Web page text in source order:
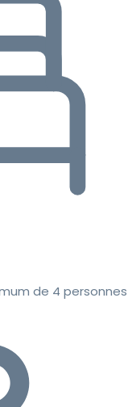
de 4 personnes